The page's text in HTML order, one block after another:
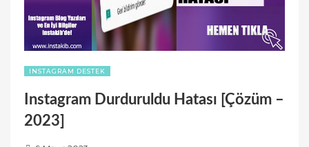
INSTAGRAM DESTEK
Instagram Durduruldu Hatası [Çözüm –
2023]